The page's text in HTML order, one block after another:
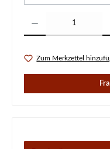
Zum Merkzettel